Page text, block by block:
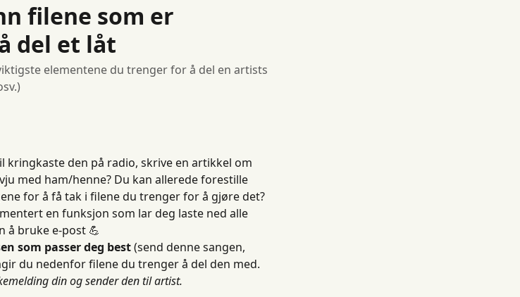
filene som er
del et låt
elementene du trenger for å del en artists
den på radio, skrive en artikkel om
med ham/henne? Du kan allerede forestille
for å få tak i filene du trenger for å gjøre det?
en funksjon som lar deg laste ned alle
å bruke e-post 💪
som passer deg best (send denne sangen,
du nedenfor filene du trenger å del den med.
din og sender den til artist.